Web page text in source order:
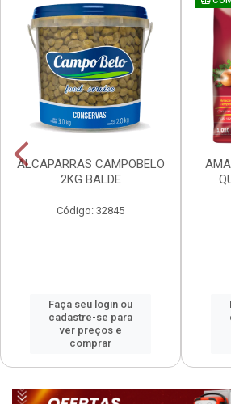
ALCAPARRAS CAMPOBELO
2KG BALDE
Código: 32845
Faça seu login ou
cadastre-se para
ver preços e
comprar